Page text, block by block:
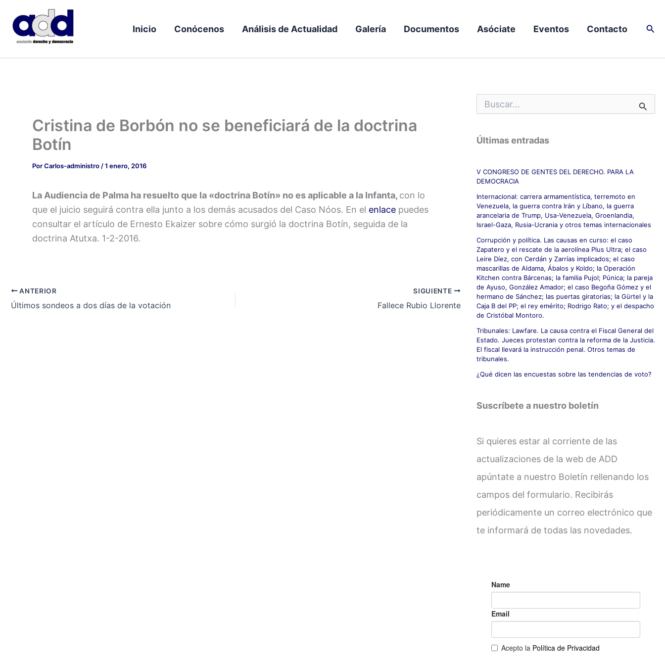
contenido
Inicio Conócenos Análisis de Actualidad Galería Documentos Asóciate Eventos Contacto
Cristina de Borbón no se beneficiará de la doctrina
Botín
PorCarlos-administro /1 enero, 2016
La Audiencia de Palma ha resuelto que la «doctrina Botín» no es aplicable a la Infanta, con lo
que el juicio seguirá contra ella junto a los demás acusados del Caso Nóos. En el enlace puedes
consultar el artículo de Ernesto Ekaizer sobre cómo surgió la doctrina Botín, seguida de la
doctrina Atutxa. 1-2-2016.
ANTERIOR
Últimos sondeos a dos días de la votación
SIGUIENTE
Fallece Rubio Llorente
u
c
a
o
r
:
Últimas entradas
V CONGRESO DE GENTES DEL DERECHO. PARA LA
DEMOCRACIA
Internacional: carrera armamentística, terremoto en
Venezuela, la guerra contra Irán y Líbano, la guerra
arancelaria de Trump, Usa-Venezuela, Groenlandia,
Israel-Gaza, Rusia-Ucrania y otros temas internacionales
Corrupción y política. Las causas en curso: el caso
Zapatero y el rescate de la aerolínea Plus Ultra; el caso
Leire Díez, con Cerdán y Zarrías implicados; el caso
mascarillas de Aldama, Ábalos y Koldo; la Operación
Kitchen contra Bárcenas; la familia Pujol; Púnica; la pareja
de Ayuso, González Amador; el caso Begoña Gómez y el
hermano de Sánchez; las puertas giratorias; la Gürtel y la
Caja B del PP; el rey emérito; Rodrigo Rato; y el despacho
de Cristóbal Montoro.
Tribunales: Lawfare. La causa contra el Fiscal General del
Estado. Jueces protestan contra la reforma de la Justicia.
El fiscal llevará la instrucción penal. Otros temas de
tribunales.
¿Qué dicen las encuestas sobre las tendencias de voto?
Suscríbete a nuestro boletín
Si quieres estar al corriente de las
actualizaciones de la web de ADD
apúntate a nuestro Boletín rellenando los
campos del formulario. Recibirás
periódicamente un correo electrónico que
te informará de todas las novedades.